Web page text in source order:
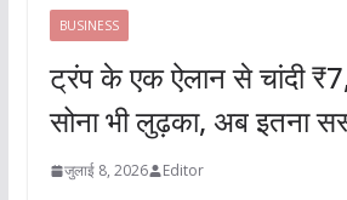
BUSINESS
ट्रंप के एक ऐलान से चांदी
सोना भी लुढ़का, अब इतना
जुलाई 8, 2026 Editor